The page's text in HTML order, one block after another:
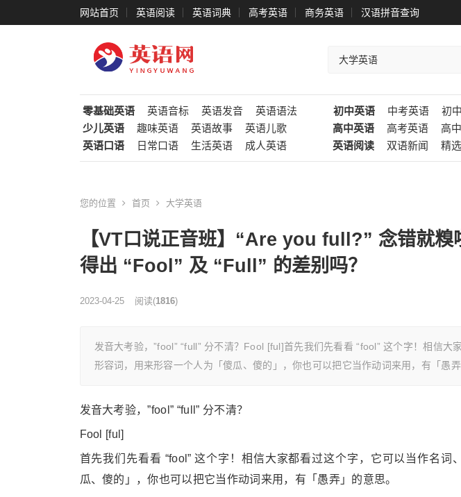
网站首页 英语阅读 英语词典 高考英语 商务英语 汉语拼音查询
零基础英语 英语音标 英语发音 英语语法 初中英语 中考英语 初
少儿英语
趣味英语 英语故事 英语儿歌 高中英语 高考英语 高
英语口语
日常口语 生活英语 成人英语 英语阅读 双语新闻 精
您的位置 首页 大学英语
【VT口说正音班】“Are you full?” 念错就糗
得出 “Fool” 及 “Full” 的差别吗？
2023-04-25 阅读(1816)
发音大考验，”fool” “full” 分不清？Fool [ful]首先我们先看看 “fool” 这个字！相信大
形容词，用来形容一个人为「傻瓜、傻的」，你也可以把它当作动词来用，有「愚
发音大考验，”fool” “full” 分不清？
Fool [ful]
首先我们先看看 “fool” 这个字！相信大家都看过这个字，它可以当作名词
瓜、傻的」，你也可以把它当作动词来用，有「愚弄」的意思。